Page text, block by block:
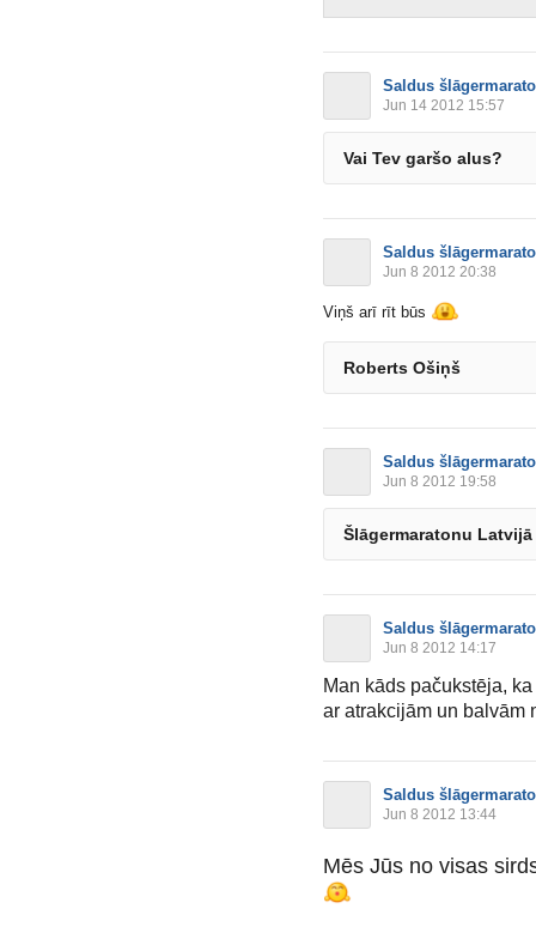
Saldus
Jun 14 2012 15:57
Vai Tev garšo alus?
Saldus
Jun 8 2012 20:38
Viņš arī rīt būs
Roberts Ošiņš
Saldus
Jun 8 2012 19:58
Šlāgermaratonu
Saldus
Jun 8 2012 14:17
Man kāds pačukstēja, ka
ar atrakcijām un balvām
Saldus
Jun 8 2012 13:44
Mēs Jūs no visas